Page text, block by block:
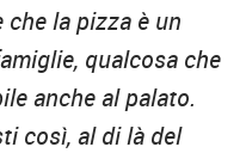
che la pizza è un
qualcosa che
anche al palato.
così, al di là del